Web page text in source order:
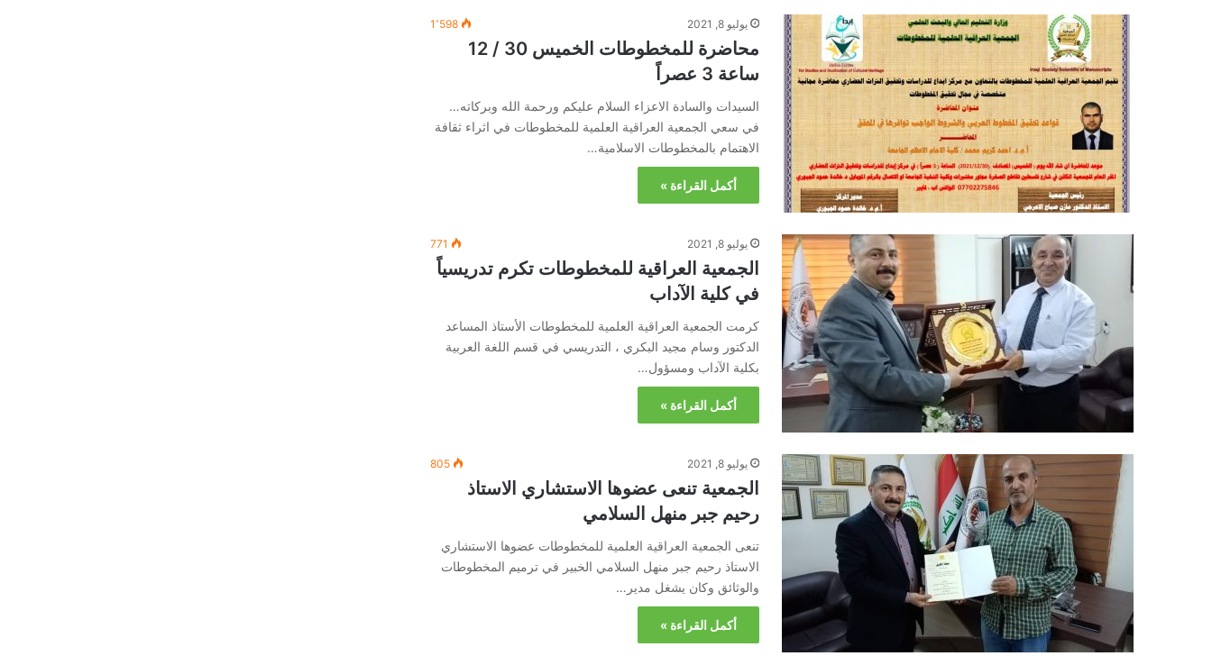
يوليو 8, 2021 1٬598
محاضرة للمخطوطات الخميس 30 / 12
ساعة 3 عصراً
السيدات والسادة الاعزاء السلام عليكم ورحمة الله وبركاته…
في سعي الجمعية العراقية العلمية للمخطوطات في اثراء ثقافة
الاهتمام بالمخطوطات الاسلامية…
أكمل القراءة »
يوليو 8, 2021 771
الجمعية العراقية للمخطوطات تكرم تدريسياً
في كلية الآداب
كرمت الجمعية العراقية العلمية للمخطوطات الأستاذ المساعد
الدكتور وسام مجيد البكري ، التدريسي في قسم اللغة العربية
بكلية الآداب ومسؤول…
أكمل القراءة »
يوليو 8, 2021 805
الجمعية تنعى عضوها الاستشاري الاستاذ
رحيم جبر منهل السلامي
تنعى الجمعية العراقية العلمية للمخطوطات عضوها الاستشاري
الاستاذ رحيم جبر منهل السلامي الخبير في ترميم المخطوطات
والوثائق وكان يشغل مدير…
أكمل القراءة »